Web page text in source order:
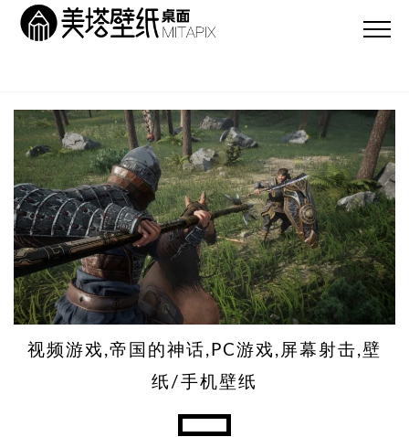
视频游戏,帝国的神话,PC游戏,屏幕射击,壁
纸/手机壁纸